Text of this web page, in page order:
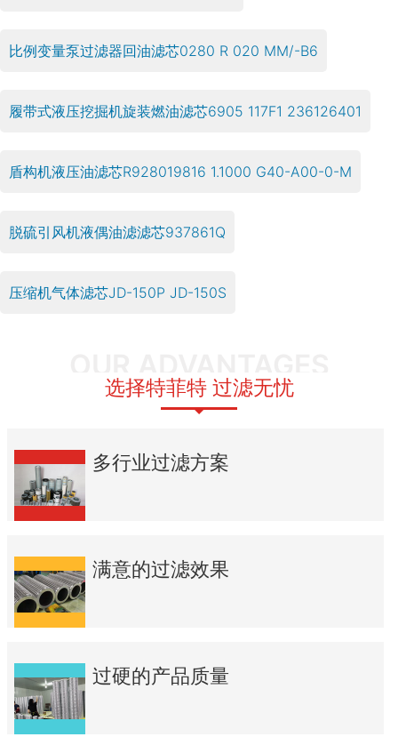
比例变量泵过滤器回油滤芯0280 R 020 MM/-B6
履带式液压挖掘机旋装燃油滤芯6905 117F1 236126401
盾构机液压油滤芯R928019816 1.1000 G40-A00-0-M
脱硫引风机液偶油滤滤芯937861Q
压缩机气体滤芯JD-150P JD-150S
选择特菲特 过滤无忧
多行业过滤方案
满意的过滤效果
过硬的产品质量